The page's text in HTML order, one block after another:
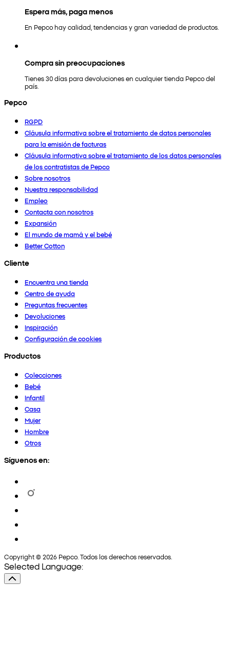
Espera más, paga menos
En Pepco hay calidad, tendencias y gran variedad de productos.
Compra sin preocupaciones
Tienes 30 días para devoluciones en cualquier tienda Pepco del
país.
Pepco
RGPD
Cláusula informativa sobre el tratamiento de datos personales
para la emisión de facturas
Cláusula informativa sobre el tratamiento de los datos personales
de los contratistas de Pepco
Sobre nosotros
Nuestra responsabilidad
Empleo
Contacta con nosotros
Expansión
El mundo de mamá y el bebé
Better Cotton
Cliente
Encuentra una tienda
Centro de ayuda
Preguntas frecuentes
Devoluciones
Inspiración
Configuración de cookies
Productos
Colecciones
Bebé
Infantil
Casa
Mujer
Hombre
Otros
Síguenos en:
Copyright © 2026 Pepco. Todos los derechos reservados.
Selected Language: